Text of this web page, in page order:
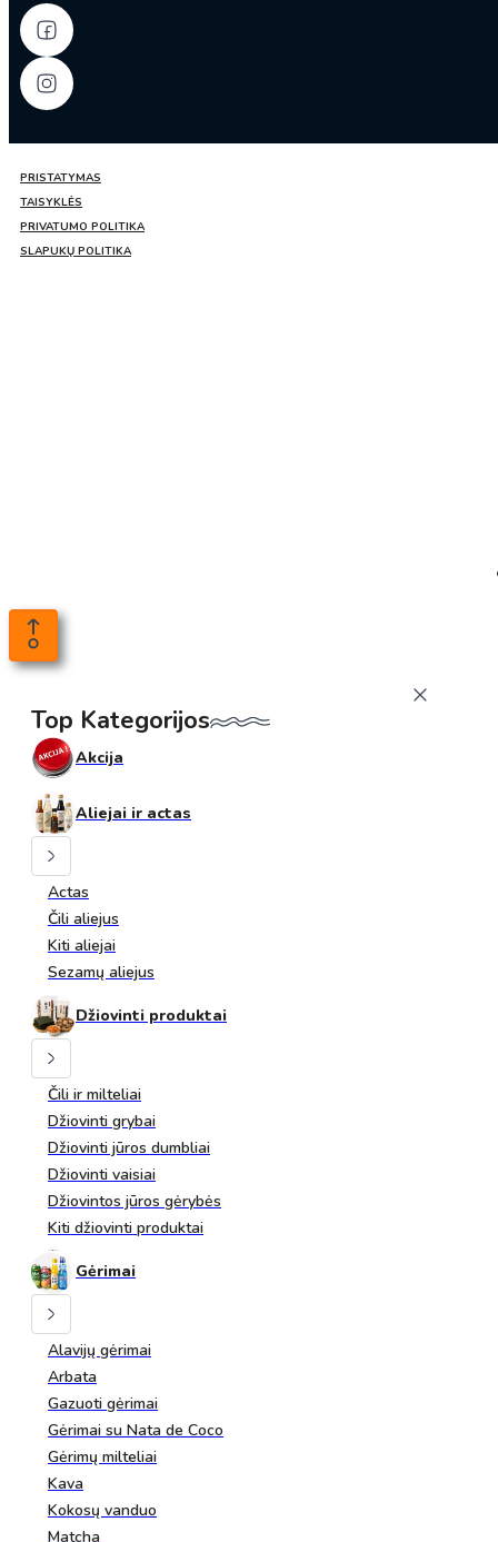
PRISTATYMAS
TAISYKLĖS
PRIVATUMO POLITIKA
SLAPUKŲ POLITIKA
Top Kategorijos
Akcija
Aliejai ir actas
Actas
Čili aliejus
Kiti aliejai
Sezamų aliejus
Džiovinti produktai
Čili ir milteliai
Džiovinti grybai
Džiovinti jūros dumbliai
Džiovinti vaisiai
Džiovintos jūros gėrybės
Kiti džiovinti produktai
Gėrimai
Alavijų gėrimai
Arbata
Gazuoti gėrimai
Gėrimai su Nata de Coco
Gėrimų milteliai
Kava
Kokosų vanduo
Matcha